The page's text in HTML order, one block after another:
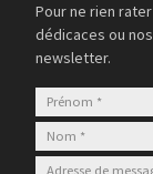
Pour ne rien
dédicaces ou
newsletter.